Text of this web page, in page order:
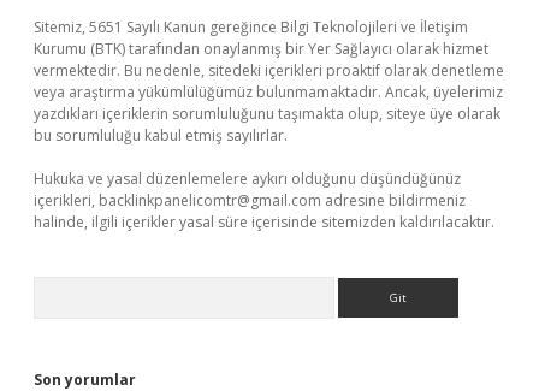
Sitemiz, 5651 Sayılı Kanun gereğince Bilgi Teknolojileri ve İletişim
Kurumu (BTK) tarafından onaylanmış bir Yer Sağlayıcı olarak hizmet
vermektedir. Bu nedenle, sitedeki içerikleri proaktif olarak denetleme
veya araştırma yükümlülüğümüz bulunmamaktadır. Ancak, üyelerimiz
yazdıkları içeriklerin sorumluluğunu taşımakta olup, siteye üye olarak
bu sorumluluğu kabul etmiş sayılırlar.
Hukuka ve yasal düzenlemelere aykırı olduğunu düşündüğünüz
içerikleri, backlinkpanelicomtr@gmail.com adresine bildirmeniz
halinde, ilgili içerikler yasal süre içerisinde sitemizden kaldırılacaktır.
Son yorumlar